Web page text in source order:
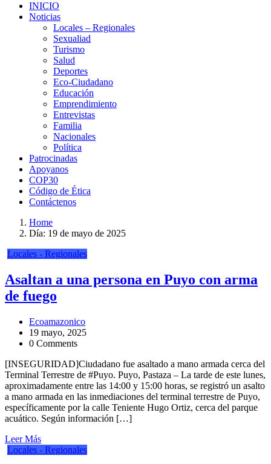
INICIO
Noticias
Locales – Regionales
Sexualiad
Turismo
Salud
Deportes
Eco-Ciudadano
Educación
Emprendimiento
Entrevistas
Familia
Nacionales
Política
Patrocinadas
Apoyanos
COP30
Código de Ética
Contáctenos
Home
Día: 19 de mayo de 2025
Locales - Regionales
Asaltan a una persona en Puyo con arma
de fuego
Ecoamazonico
19 mayo, 2025
0 Comments
[INSEGURIDAD]Ciudadano fue asaltado a mano armada cerca del
Terminal Terrestre de #Puyo. Puyo, Pastaza – La tarde de este lunes,
aproximadamente entre las 14:00 y 15:00 horas, se registró un asalto
a mano armada en las inmediaciones del terminal terrestre de Puyo,
específicamente por la calle Teniente Hugo Ortiz, cerca del parque
acuático. Según información […]
Leer Más
Locales - Regionales